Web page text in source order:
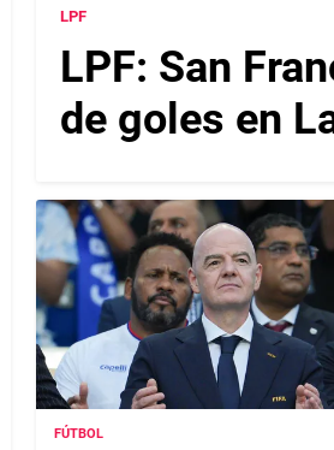
LPF
LPF: San
de goles en
FÚTBOL